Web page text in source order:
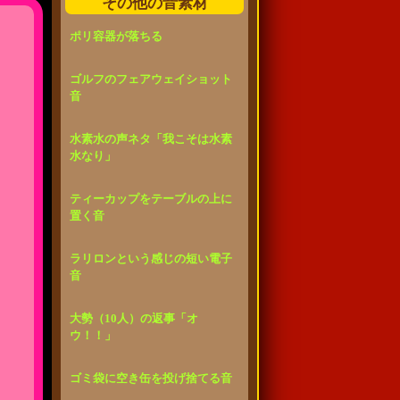
ポリ容器が落ちる
ゴルフのフェアウェイショット
音
水素水の声ネタ「我こそは水素
水なり」
ティーカップをテーブルの上に
置く音
ラリロンという感じの短い電子
音
大勢（10人）の返事「オ
ウ！！」
ゴミ袋に空き缶を投げ捨てる音